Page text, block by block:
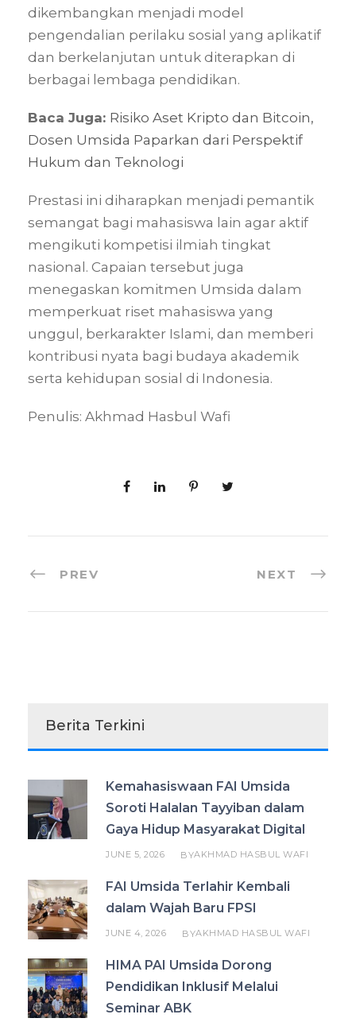
dikembangkan menjadi model
pengendalian perilaku sosial yang aplikatif
dan berkelanjutan untuk diterapkan di
berbagai lembaga pendidikan.
Baca Juga: Risiko Aset Kripto dan Bitcoin,
Dosen Umsida Paparkan dari Perspektif
Hukum dan Teknologi
Prestasi ini diharapkan menjadi pemantik
semangat bagi mahasiswa lain agar aktif
mengikuti kompetisi ilmiah tingkat
nasional. Capaian tersebut juga
menegaskan komitmen Umsida dalam
memperkuat riset mahasiswa yang
unggul, berkarakter Islami, dan memberi
kontribusi nyata bagi budaya akademik
serta kehidupan sosial di Indonesia.
Penulis: Akhmad Hasbul Wafi
PREV NEXT
Berita Terkini
Kemahasiswaan FAI Umsida
Soroti Halalan Tayyiban dalam
Gaya Hidup Masyarakat Digital
JUNE 5, 2026 BYAKHMAD HASBUL WAFI
FAI Umsida Terlahir Kembali
dalam Wajah Baru FPSI
JUNE 4, 2026 BYAKHMAD HASBUL WAFI
HIMA PAI Umsida Dorong
Pendidikan Inklusif Melalui
Seminar ABK